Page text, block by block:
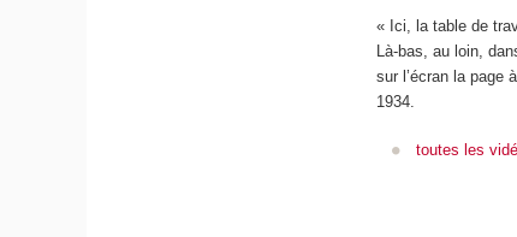
« Ici, la table de
Là-bas, au loin,
sur l’écran la page
1934.
toutes les